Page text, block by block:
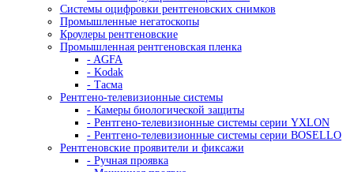
- Смолы для запрессовки
Оборудование для шлифовки и полировки
- Шлифовально полировальные станки для
металлографии
- Аксессуары для шлиф-полировки
- Расходные материалы для шлиф-полировки
Измерение твердости Presi
Оборудование для петрографии
Лабораторные и промышленные микроскопы
Промышленные микроскопы
Прямые микроскопы